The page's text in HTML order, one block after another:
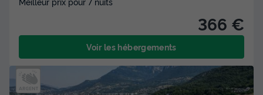
366 €
Voir les hébergements